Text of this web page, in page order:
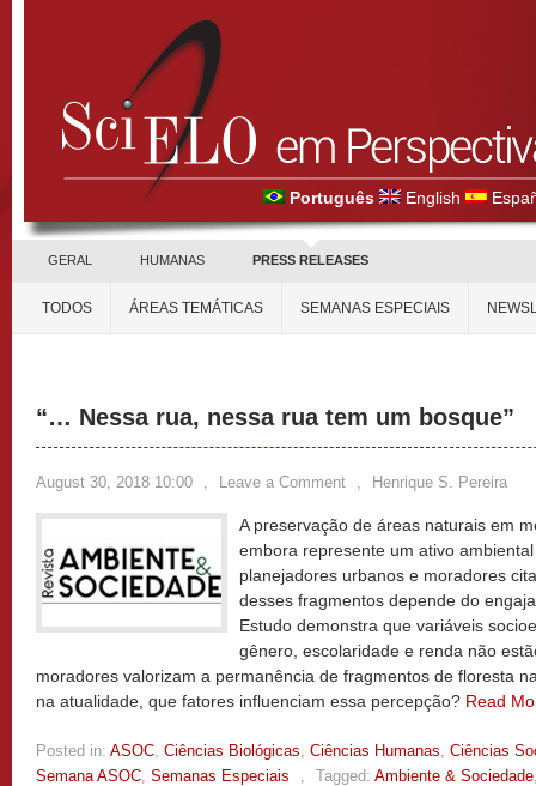
Português English
GERAL HUMANAS PRESS RELEASES
TODOS ÁREAS TEMÁTICAS SEMANAS ESPECIAIS
“… Nessa rua, nessa rua tem um bosque”
August 30, 2018 10:00 , Leave a Comment , Henrique S. Pereira
A preservação de áreas naturais em
embora represente um ativo
planejadores urbanos e moradores
desses fragmentos depende do
Estudo demonstra que variáveis
gênero, escolaridade e renda não
moradores valorizam a permanência de fragmentos de floresta
na atualidade, que fatores influenciam essa percepção? Read
Posted in: ASOC, Ciências Biológicas, Ciências Humanas, Ciências
Semana ASOC, Semanas Especiais , Tagged: Ambiente & Sociedade